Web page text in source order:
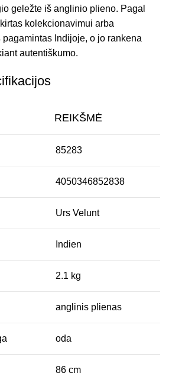
geležte iš anglinio plieno. Pagal
kolekcionavimui arba
Indijoje, o jo rankena
autentiškumo.
REIKŠMĖ
85283
4050346852838
Urs Velunt
Indien
2.1 kg
anglinis plienas
oda
86 cm